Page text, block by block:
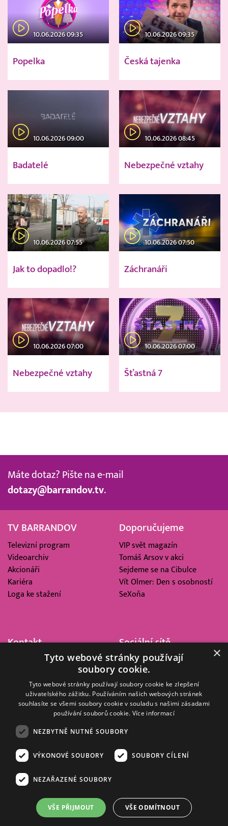
10.06.2026 09:35
Popelka
10.06.2026 09:35
Česká tajenka
10.06.2026 09:00
Badatelé
10.06.2026 08:45
Nebezpečné vztahy
10.06.2026 07:55
Jak to dopadlo!?
10.06.2026 07:50
Záchranáři
10.06.2026 07:00
Nebezpečné vztahy
10.06.2026 07:00
Šťastná 7
Máte dotaz? Pište na e-mail
dotazy@barrandov.tv.
TV BARRANDOV
Televizní program
Videoarchiv
Akcionáři
Kariéra
Loga ke stažení
Doporučujeme
VIP svět magazín
Tomáš Arsov v akci
Sejdeme se na Cibulce
Vít Olmer: Den s osobností
SeXoňa
Kontakt
Barrandov Televizní Studio,
Kříženeckého nám. 322
152 00 Praha 5
IČ 416 93 311
Sociální sítě
© 2008–2026 EMPRESA MEDIA, a.s. Všechna práva vyhrazena.
Zásady ochrany osobních a dalších zpracovávaných údajů
Informace o měření sledovanosti videa ve video archivu
Nielsen Digital Measurement
. Využíváme grafické podklady z
×
Tyto webové stránky používají
soubory cookie.
Tyto webové stránky používají soubory cookie ke zlepšení
uživatelského zážitku. Používáním našich webových stránek
souhlasíte se všemi soubory cookie v souladu s našimi zásadami
používání souborů cookie. Více informací
NEZBYTNĚ NUTNÉ SOUBORY
VÝKONOVÉ SOUBORY SOUBORY CÍLENÍ
NEZAŘAZENÉ SOUBORY
VŠE PŘIJMOUT VŠE ODMÍTNOUT